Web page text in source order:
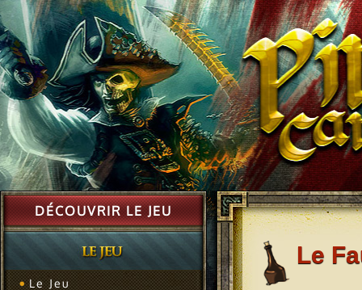
DÉCOUVRIR LE JEU
Le Jeu
Le